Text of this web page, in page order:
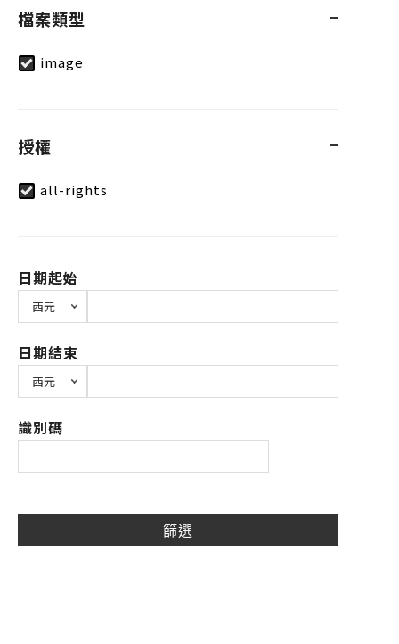
檔案類型
image
授權
all-rights
日期起始
日期結束
識別碼